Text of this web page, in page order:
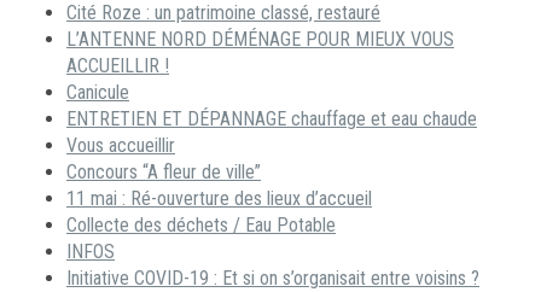
Cité Roze : un patrimoine classé, restauré
L’ANTENNE NORD DÉMÉNAGE POUR MIEUX VOUS
ACCUEILLIR !
Canicule
ENTRETIEN ET DÉPANNAGE chauffage et eau chaude
Vous accueillir
Concours “A fleur de ville”
11 mai : Ré-ouverture des lieux d’accueil
Collecte des déchets / Eau Potable
INFOS
Initiative COVID-19 : Et si on s’organisait entre voisins ?